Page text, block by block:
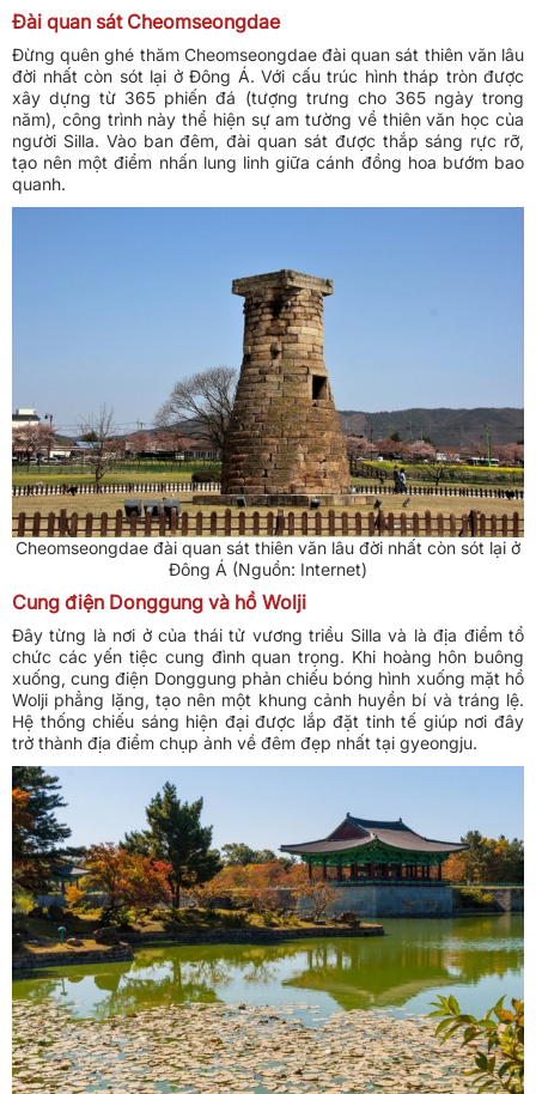
Đài quan sát Cheomseongdae
Đừng quên ghé thăm Cheomseongdae đài quan sát thiên văn lâu
đời nhất còn sót lại ở Đông Á. Với cấu trúc hình tháp tròn được
xây dựng từ 365 phiến đá (tượng trưng cho 365 ngày trong
năm), công trình này thể hiện sự am tường về thiên văn học của
người Silla. Vào ban đêm, đài quan sát được thắp sáng rực rỡ,
tạo nên một điểm nhấn lung linh giữa cánh đồng hoa bướm bao
quanh.
Cheomseongdae đài quan sát thiên văn lâu đời nhất còn sót lại ở
Đông Á (Nguồn: Internet)
Cung điện Donggung và hồ Wolji
Đây từng là nơi ở của thái tử vương triều Silla và là địa điểm tổ
chức các yến tiệc cung đình quan trọng. Khi hoàng hôn buông
xuống, cung điện Donggung phản chiếu bóng hình xuống mặt hồ
Wolji phẳng lặng, tạo nên một khung cảnh huyền bí và tráng lệ.
Hệ thống chiếu sáng hiện đại được lắp đặt tinh tế giúp nơi đây
trở thành địa điểm chụp ảnh về đêm đẹp nhất tại gyeongju.